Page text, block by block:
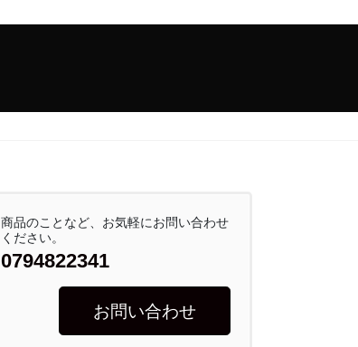
商品のことなど、お気軽にお問い合わせ
ください。
0794822341
お問い合わせ